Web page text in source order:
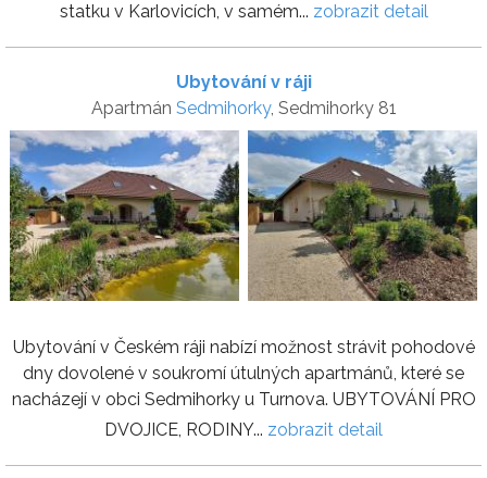
statku v Karlovicích, v samém... zobrazit detail
Ubytování v ráji
Apartmán Sedmihorky, Sedmihorky 81
Ubytování v Českém ráji nabízí možnost strávit pohodové
dny dovolené v soukromí útulných apartmánů, které se
nacházejí v obci Sedmihorky u Turnova. UBYTOVÁNÍ PRO
DVOJICE, RODINY... zobrazit detail